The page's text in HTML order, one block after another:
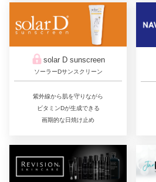
solar D sunscreen
ソーラーDサンスクリーン
紫外線から肌を守りながら
ビタミンDが生成できる
画期的な日焼け止め